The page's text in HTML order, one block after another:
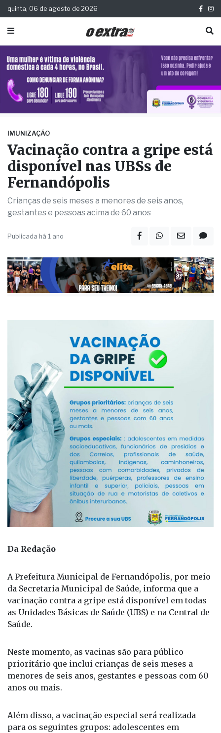
quinta, 06 de agosto de 2026
IMUNIZAÇÃO
Vacinação contra a gripe está
disponível nas UBSs de
Fernandópolis
Crianças de seis meses a menores de seis anos,
gestantes e pessoas acima de 60 anos
Publicada há 1 ano
Da Redação
A Prefeitura Municipal de Fernandópolis, por meio
da Secretaria Municipal de Saúde, informa que a
vacinação contra a gripe está disponível em todas
as Unidades Básicas de Saúde (UBS) e na Central de
Saúde.
Neste momento, as vacinas são para público
prioritário que inclui crianças de seis meses a
menores de seis anos, gestantes e pessoas com 60
anos ou mais.
Além disso, a vacinação especial será realizada
para os seguintes grupos: adolescentes em